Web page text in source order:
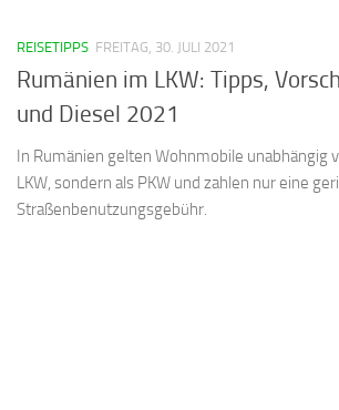
REISETIPPS FREITAG, 30. JULI 2021
Rumänien im LKW: Tipps,
und Diesel 2021
In Rumänien gelten Wohnmobile unabhängig
LKW, sondern als PKW und zahlen nur eine
Straßenbenutzungsgebühr.